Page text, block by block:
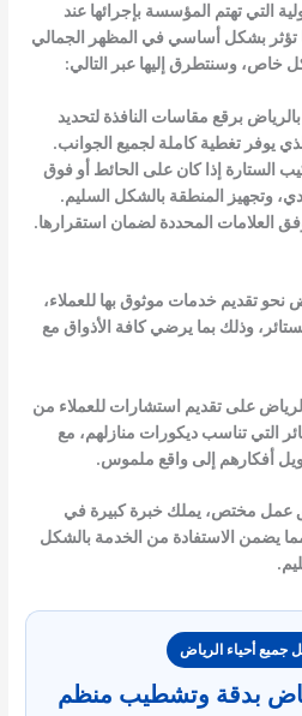
التي تهتم المؤسسة بإجرائها عند
تؤثر بشكل أساسي في المظهر الجمالي
خاص، وسنتطرق إليها عبر التالي:
برقع مقاسات النافذة لتحديد
يوفر تغطية كاملة لجميع الجوانب.
الستارة إذا كان على الحائط أو فوق
وتجهيز المنطقة بالشكل السليم.
العلامات المحددة لضمان استقرارها.
تقديم خدمات موثوق بها للعملاء،
وذلك بما يرضي كافة الأذواق مع
على تقديم استشارات للعملاء من
التي تناسب ديكورات منازلهم، مع
أفكارهم إلى واقع ملموس.
عمل مختص، يملك خبرة كبيرة في
يضمن الاستفادة من الخدمة بالشكل
جميع أحياء الرياض
بدقة وتشطيب منظم